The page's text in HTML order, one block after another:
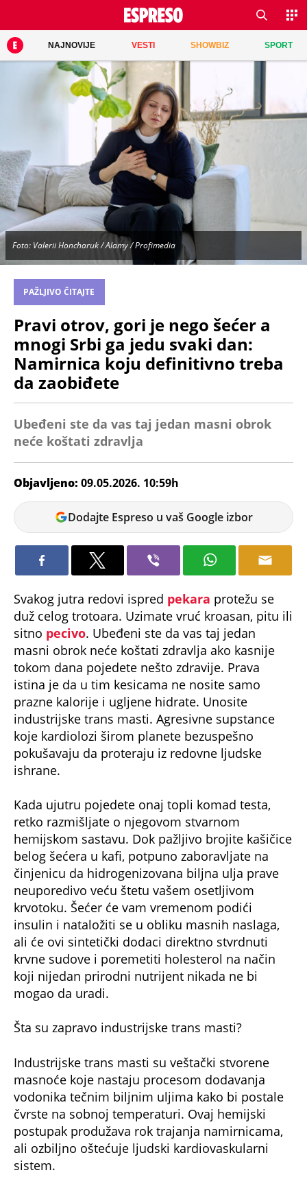
NAJNOVIJE VESTI SHOWBIZ SPORT
Foto: Valerii Honcharuk / Alamy / Profimedia
PAŽLJIVO ČITAJTE
Pravi otrov, gori je nego šećer a
mnogi Srbi ga jedu svaki dan:
Namirnica koju definitivno treba
da zaobiđete
Ubeđeni ste da vas taj jedan masni obrok
neće koštati zdravlja
Objavljeno: 09.05.2026. 10:59h
Dunja
Čavić
Dodajte Espreso u vaš Google izbor
Svakog jutra redovi ispred pekara protežu se
duž celog trotoara. Uzimate vruć kroasan, pitu ili
sitno pecivo. Ubeđeni ste da vas taj jedan
masni obrok neće koštati zdravlja ako kasnije
tokom dana pojedete nešto zdravije. Prava
istina je da u tim kesicama ne nosite samo
prazne kalorije i ugljene hidrate. Unosite
industrijske trans masti. Agresivne supstance
koje kardiolozi širom planete bezuspešno
pokušavaju da proteraju iz redovne ljudske
ishrane.
Kada ujutru pojedete onaj topli komad testa,
retko razmišljate o njegovom stvarnom
hemijskom sastavu. Dok pažljivo brojite kašičice
belog šećera u kafi, potpuno zaboravljate na
činjenicu da hidrogenizovana biljna ulja prave
neuporedivo veću štetu vašem osetljivom
krvotoku. Šećer će vam vremenom podići
insulin i nataložiti se u obliku masnih naslaga,
ali će ovi sintetički dodaci direktno stvrdnuti
krvne sudove i poremetiti holesterol na način
koji nijedan prirodni nutrijent nikada ne bi
mogao da uradi.
Šta su zapravo industrijske trans masti?
Industrijske trans masti su veštački stvorene
masnoće koje nastaju procesom dodavanja
vodonika tečnim biljnim uljima kako bi postale
čvrste na sobnoj temperaturi. Ovaj hemijski
postupak produžava rok trajanja namirnicama,
ali ozbiljno oštećuje ljudski kardiovaskularni
sistem.